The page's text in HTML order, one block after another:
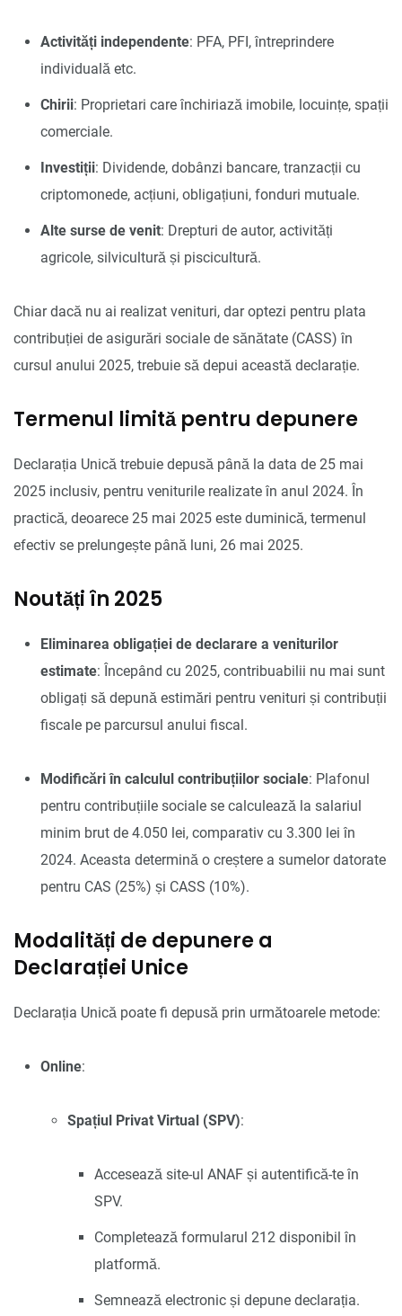
Activități independente: PFA, PFI, întreprindere
individuală etc.
Chirii: Proprietari care închiriază imobile, locuințe, spații
comerciale.
Investiții: Dividende, dobânzi bancare, tranzacții cu
criptomonede, acțiuni, obligațiuni, fonduri mutuale.
Alte surse de venit: Drepturi de autor, activități
agricole, silvicultură și piscicultură.
Chiar dacă nu ai realizat venituri, dar optezi pentru plata
contribuției de asigurări sociale de sănătate (CASS) în
cursul anului 2025, trebuie să depui această declarație.
Termenul limită pentru depunere
Declarația Unică trebuie depusă până la data de 25 mai
2025 inclusiv, pentru veniturile realizate în anul 2024. În
practică, deoarece 25 mai 2025 este duminică, termenul
efectiv se prelungește până luni, 26 mai 2025.
Noutăți în 2025
Eliminarea obligației de declarare a veniturilor
estimate: Începând cu 2025, contribuabilii nu mai sunt
obligați să depună estimări pentru venituri și contribuții
fiscale pe parcursul anului fiscal.
Modificări în calculul contribuțiilor sociale: Plafonul
pentru contribuțiile sociale se calculează la salariul
minim brut de 4.050 lei, comparativ cu 3.300 lei în
2024. Aceasta determină o creștere a sumelor datorate
pentru CAS (25%) și CASS (10%).
Modalități de depunere a
Declarației Unice
Declarația Unică poate fi depusă prin următoarele metode:
Online:
Spațiul Privat Virtual (SPV):
Accesează site-ul ANAF și autentifică-te în
SPV.
Completează formularul 212 disponibil în
platformă.
Semnează electronic și depune declarația.